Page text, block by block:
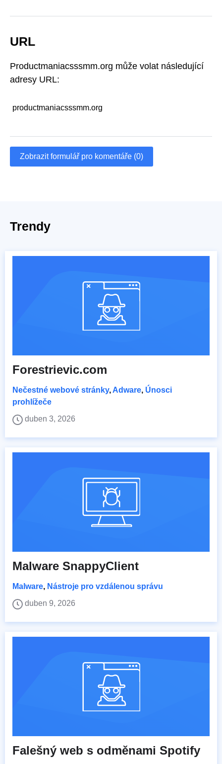
URL
Productmaniacsssmm.org může volat následující
adresy URL:
productmaniacsssmm.org
Zobrazit formulář pro komentáře (0)
Trendy
Forestrievic.com
Nečestné webové stránky,Adware, Únosci
prohlížeče
duben 3, 2026
Malware SnappyClient
Malware, Nástroje pro vzdálenou správu
duben 9, 2026
Falešný web s odměnami Spotify